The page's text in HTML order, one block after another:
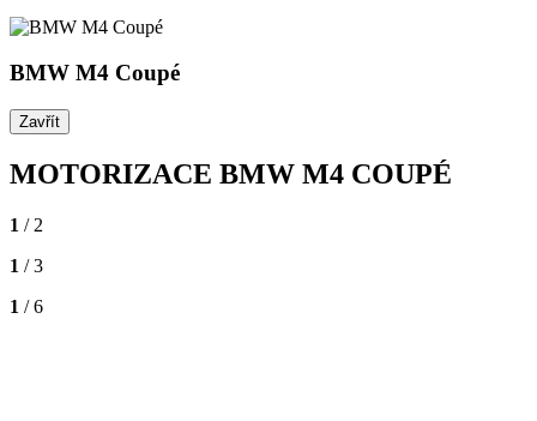
BMW M4 Coupé
Zavřít
MOTORIZACE BMW M4 COUPÉ
1 / 2
1 / 3
1 / 6